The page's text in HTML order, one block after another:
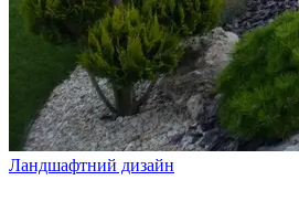
Ландшафтний дизайн